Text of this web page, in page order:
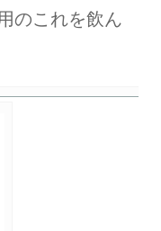
のこれを飲ん